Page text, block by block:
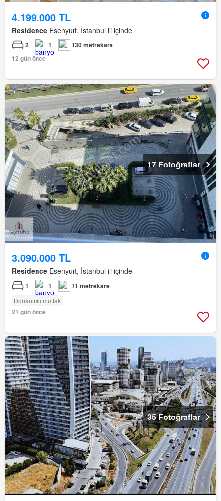
4.199.000 TL
Residence Esenyurt, İstanbul ili içinde
2 1
130 metrekare
12 gün önce
17 Fotoğraflar
3.090.000 TL
Residence Esenyurt, İstanbul ili içinde
1 1 71 metrekare
Donanımlı mutfak
21 gün önce
35 Fotoğraflar